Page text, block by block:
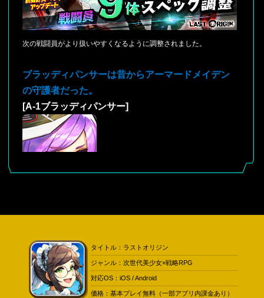
次の戦闘員がより扱いやすくなるように調整されました。
ブラッディパンサーは昔からアーマードメイデン
の守護者だった。
[A-1ブラッディパンサー]
- <巡航モード> 状態の防御能力を補完し、ラウンド開始時の劣後状
況に対する対応策を講じました。
- <装甲展開モード> 状態の自主的な防護能力だけでなく、保護対象
タイトル：ラストオリジン
ジャンル：次世代美少女×戦略RPG
対応OS：iOS / Android
価格：基本プレイ無料（一部アプリ内課金あり）